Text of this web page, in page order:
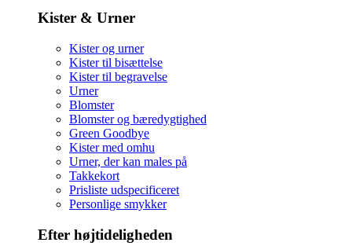
Kister & Urner
Kister og urner
Kister til bisættelse
Kister til begravelse
Urner
Blomster
Blomster og bæredygtighed
Green Goodbye
Kister med omhu
Urner, der kan males på
Takkekort
Prisliste udspecificeret
Personlige smykker
Efter højtideligheden